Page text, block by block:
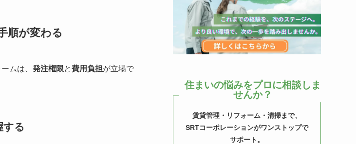
順が変わる
ムは、 発注権限と費用負担が立場で
する
住まいの悩みをプロに相談しま
せんか？
賃貸管理・リフォーム・清掃まで、
SRTコーポレーションがワンストップで
サポート。